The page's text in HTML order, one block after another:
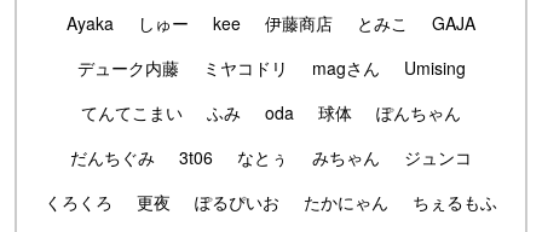
Ayaka
しゅー kee 伊藤商店 とみこ
GAJA
デューク内藤
ミヤコドリ magさん
Umising
てんてこまい
ふみ oda 球体
ぽんちゃん
だんちぐみ
3t06 なとぅ みちゃん
ジュンコ
くろくろ
更夜 ぽるぴいお たかにゃん
ちぇるもふ